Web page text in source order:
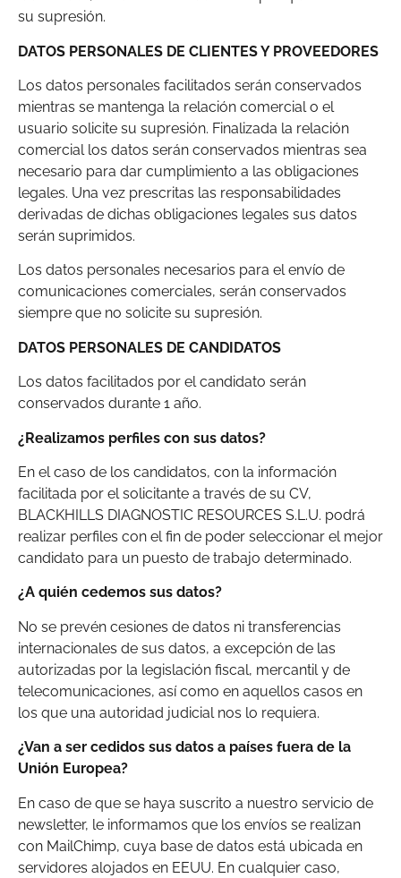
su supresión.
DATOS PERSONALES DE CLIENTES Y PROVEEDORES
Los datos personales facilitados serán conservados
mientras se mantenga la relación comercial o el
usuario solicite su supresión. Finalizada la relación
comercial los datos serán conservados mientras sea
necesario para dar cumplimiento a las obligaciones
legales. Una vez prescritas las responsabilidades
derivadas de dichas obligaciones legales sus datos
serán suprimidos.
Los datos personales necesarios para el envío de
comunicaciones comerciales, serán conservados
siempre que no solicite su supresión.
DATOS PERSONALES DE CANDIDATOS
Los datos facilitados por el candidato serán
conservados durante 1 año.
¿Realizamos perfiles con sus datos?
En el caso de los candidatos, con la información
facilitada por el solicitante a través de su CV,
BLACKHILLS DIAGNOSTIC RESOURCES S.L.U. podrá
realizar perfiles con el fin de poder seleccionar el mejor
candidato para un puesto de trabajo determinado.
¿A quién cedemos sus datos?
No se prevén cesiones de datos ni transferencias
internacionales de sus datos, a excepción de las
autorizadas por la legislación fiscal, mercantil y de
telecomunicaciones, así como en aquellos casos en
los que una autoridad judicial nos lo requiera.
¿Van a ser cedidos sus datos a países fuera de la
Unión Europea?
En caso de que se haya suscrito a nuestro servicio de
newsletter, le informamos que los envíos se realizan
con MailChimp, cuya base de datos está ubicada en
servidores alojados en EEUU. En cualquier caso,